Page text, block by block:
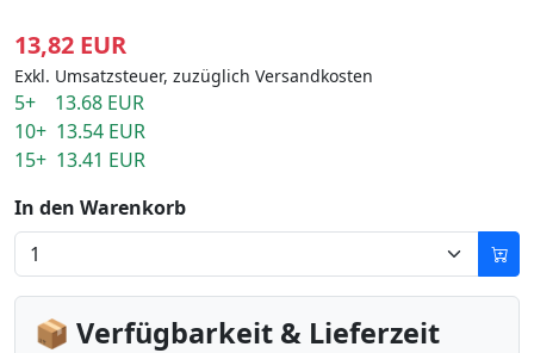
13,82 EUR
Exkl. Umsatzsteuer, zuzüglich Versandkosten
5+ 13.68 EUR
10+ 13.54 EUR
15+ 13.41 EUR
In den Warenkorb
📦 Verfügbarkeit & Lieferzeit